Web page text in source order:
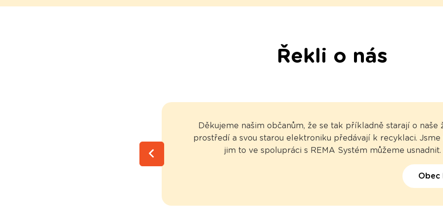
Řekli o nás
Děkujeme našim občanům, že se tak příkladně starají o naše
prostředí a svou starou elektroniku předávají k recyklaci. Jsme
jim to ve spolupráci s REMA Systém můžeme usnadnit.
Obec